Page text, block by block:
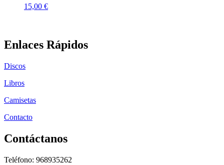
15,00 €
Enlaces Rápidos
Discos
Libros
Camisetas
Contacto
Contáctanos
Teléfono: 968935262